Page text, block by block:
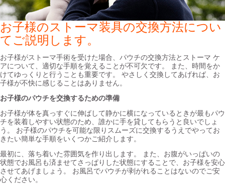
お子様のストーマ装具の交換方法につい
てご説明します。
お子様がストーマ手術を受けた場合、パウチの交換方法とストーマ ケ
アについて、適切な手順を覚えることが不可欠です。 また、時間をか
けてゆっくりと行うことも重要です。 やさしく交換してあげれば、お
子様が不快に感じることはありません。
お子様のパウチを交換するための準備
お子様が体を真っすぐに伸ばして静かに横になっているときが最もパウ
チを装着しやすい状態のため、誰かに手を貸してもらうと良いでしょ
う。 お子様のパウチを可能な限りスムーズに交換するうえでやってお
きたい簡単な手順をいくつかご紹介します。
最初に、落ち着いた雰囲気を作り出します。 また、お腹がいっぱいの
状態でお風呂も済ませてさっぱりした状態にすることで、お子様を安心
させてあげましょう。 お風呂でパウチが剥がれることはないのでご安
心ください。